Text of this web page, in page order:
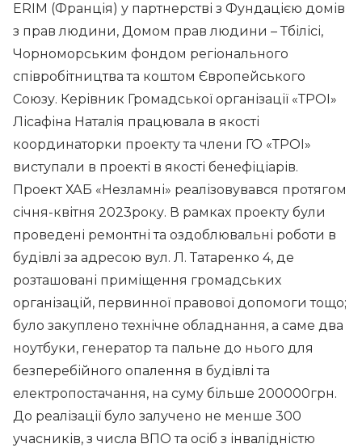
ERIM (Франція) у партнерстві з Фундацією домів
з прав людини, Домом прав людини – Тбілісі,
Чорноморським фондом регіонального
співробітництва та коштом Європейського
Союзу. Керівник Громадської організації «ТРОІ»
Лісафіна Наталія працювала в якості
координаторки проекту та члени ГО «ТРОІ»
виступали в проекті в якості бенефіціарів.
Проект ХАБ «Незламні» реалізовувався протягом
січня-квітня 2023року. В рамках проекту були
проведені ремонтні та оздоблювальні роботи в
будівлі за адресою вул. Л. Татаренко 4, де
розташовані приміщення громадських
організацій, первинної правової допомоги тощо;
було закуплено технічне обладнання, а саме два
ноутбуки, генератор та пальне до нього для
безперебійного опалення в будівлі та
електропостачання, на суму більше 200000грн.
До реалізації було залучено не менше 300
учасників, з числа ВПО та осіб з інвалідністю